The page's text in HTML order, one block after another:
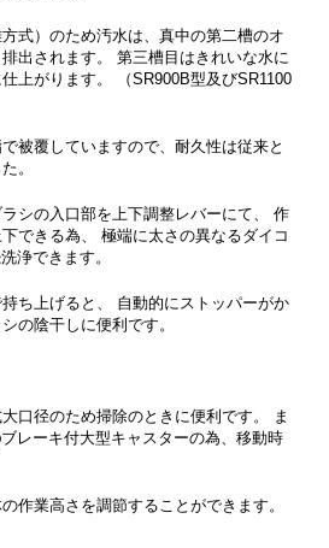
式）のため汚水は、真中の第二槽のオ
出されます。
第三槽目はきれいな水に
上がります。
（SR900B型及びSR1100
被覆していますので、耐久性は従来と
。
シの入口部を上下調整レバーにて、 作
できる為、
極端に太さの異なるダイコ
洗浄できます。
ち上げると、
自動的にストッパーがか
の陰干しに便利です。
口径のため掃除のときに便利です。
ま
レーキ付大型キャスターの為、移動時
作業高さを調節することができます。